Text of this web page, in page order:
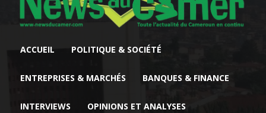
ACCUEIL POLITIQUE & SOCIÉTÉ
ENTREPRISES & MARCHÉS BANQUES & FINANCE
INTERVIEWS OPINIONS ET ANALYSES